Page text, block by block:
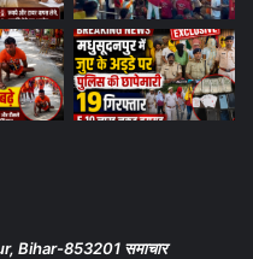
Bihar-853201 समाचार